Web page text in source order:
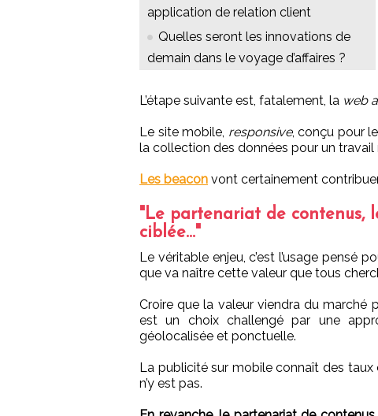
application de relation client
Quelles seront les innovations de
demain dans le voyage d’affaires ?
L’étape suivante est, fatalement, la web
Le site mobile, responsive, conçu pour
la collection des données pour un travail
Les beacon vont certainement
"Le partenariat de contenus,
ciblée..."
Le véritable enjeu, c’est l’usage pensé
que va naître cette valeur que tous
Croire que la valeur viendra du marché
est un choix challengé par une
géolocalisée et ponctuelle.
La publicité sur mobile connaît des
n’y est pas.